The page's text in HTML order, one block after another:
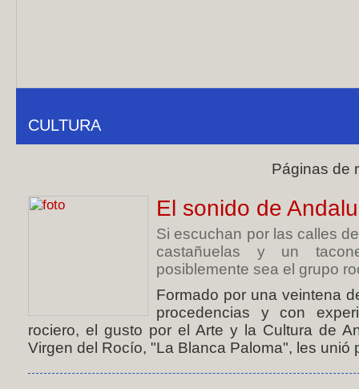
CULTURA
Páginas de
El sonido de
Si escuchan por las calles
castañuelas y un
posiblemente sea el grupo
Formado por una veintena
procedencias y con
rociero, el gusto por el Arte y la Cultura de
Virgen del Rocío, "La Blanca Paloma", les unió